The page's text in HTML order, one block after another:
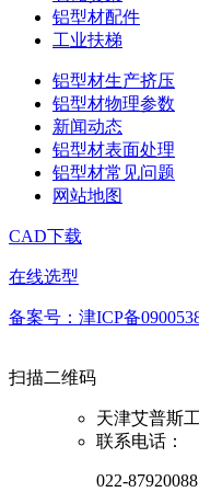
铝型材配件
工业扶梯
铝型材生产挤压
铝型材物理参数
新闻动态
铝型材表面处理
铝型材常见问题
网站地图
CAD下载
在线选型
备案号：津ICP备
扫描二维码
天津艾普斯
联系电话：
022-87920088